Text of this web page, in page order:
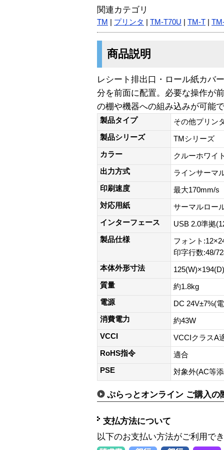
関連カテゴリ
TM プリンタ TM-T70U TM-T
商品説明
レシート排出口・ロール紙カバ
分を前面に配置。必要な操作が
の棚や機器への組み込みが可能
製品タイプ
その他プリン
製品シリーズ
TMシリーズ
カラー
クルーホワイ
出力方式
ラインサーマ
印刷速度
最大170mm/s
対応用紙
サーマルロー
インターフェース
USB 2.0準拠
製品仕様
フォント
印字行数:48/
本体外形寸法
質量
約1.8kg
電源
DC 24V±7%(
消費電力
約43W
VCCI
VCCIクラスA
RoHS指令
適合
PSE
対象外(AC等
ぷらっとオンライン ご購入の
支払方法について
以下のお支払い方法がご利用で